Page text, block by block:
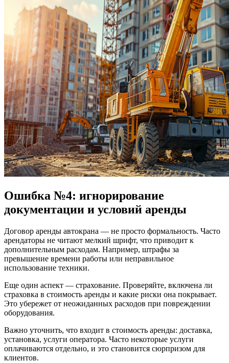
Ошибка №4: игнорирование
документации и условий аренды
Договор аренды автокрана — не просто формальность. Часто
арендаторы не читают мелкий шрифт, что приводит к
дополнительным расходам. Например, штрафы за
превышение времени работы или неправильное
использование техники.
Еще один аспект — страхование. Проверяйте, включена ли
страховка в стоимость аренды и какие риски она покрывает.
Это убережет от неожиданных расходов при повреждении
оборудования.
Важно уточнить, что входит в стоимость аренды: доставка,
установка, услуги оператора. Часто некоторые услуги
оплачиваются отдельно, и это становится сюрпризом для
клиентов.